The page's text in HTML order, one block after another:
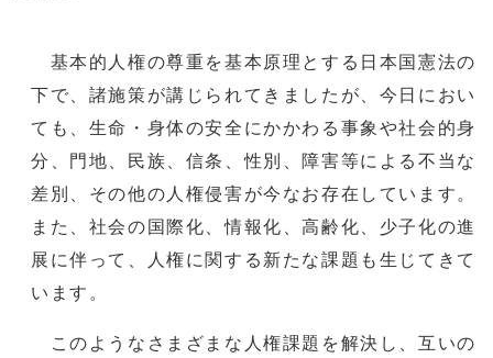
基本的人権の尊重を基本原理とする日本国憲法の
下で、諸施策が講じられてきましたが、今日におい
ても、生命・身体の安全にかかわる事象や社会的身
分、門地、民族、信条、性別、障害等による不当な
差別、その他の人権侵害が今なお存在しています。
また、社会の国際化、情報化、高齢化、少子化の進
展に伴って、人権に関する新たな課題も生じてきて
います。
このようなさまざまな人権課題を解決し、互いの